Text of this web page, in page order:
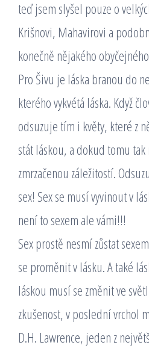
teď jsem slyšel pouze o
Krišnovi, Mahavirovi a
konečně nějakého
Pro Šivu je láska branou do
kterého vykvétá láska. Když
odsuzuje tím i květy, které z
stát láskou, a dokud tomu tak
zmrzačenou záležitostí.
sex! Sex se musí vyvinout v
není to sexem ale vámi!!!
Sex prostě nesmí zůstat
se proměnit v lásku. A také
láskou musí se změnit ve
zkušenost, v poslední vrchol
D.H. Lawrence, jeden z